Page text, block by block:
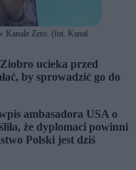
Kanale Zero. (fot. Kanał
Ziobro ucieka przed
by sprowadzić go do
ambasadora USA o
że dyplomaci powinni
Polski jest dziś